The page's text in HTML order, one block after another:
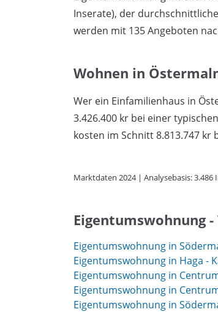
Inserate), der
werden mit 135 Angeboten
Wohnen in
Wer ein Einfamilienhaus in
3.426.400 kr bei einer
kosten im Schnitt 8.813.747 kr
Marktdaten 2024 | Analysebasis:
Eigentumswohnung
Eigentumswohnung in
Eigentumswohnung in Haga -
Eigentumswohnung in
Eigentumswohnung in
Eigentumswohnung in